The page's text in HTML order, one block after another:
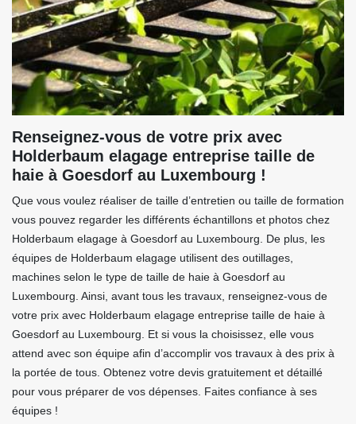
Renseignez-vous de votre prix avec
Holderbaum elagage entreprise taille de
haie à Goesdorf au Luxembourg !
Que vous voulez réaliser de taille d’entretien ou taille de formation
vous pouvez regarder les différents échantillons et photos chez
Holderbaum elagage à Goesdorf au Luxembourg. De plus, les
équipes de Holderbaum elagage utilisent des outillages,
machines selon le type de taille de haie à Goesdorf au
Luxembourg. Ainsi, avant tous les travaux, renseignez-vous de
votre prix avec Holderbaum elagage entreprise taille de haie à
Goesdorf au Luxembourg. Et si vous la choisissez, elle vous
attend avec son équipe afin d’accomplir vos travaux à des prix à
la portée de tous. Obtenez votre devis gratuitement et détaillé
pour vous préparer de vos dépenses. Faites confiance à ses
équipes !